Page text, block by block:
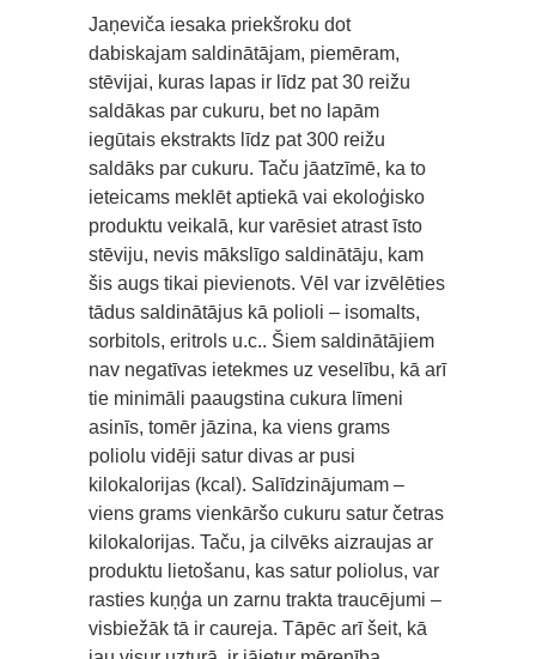
Jaņeviča iesaka priekšroku dot
dabiskajam saldinātājam, piemēram,
stēvijai, kuras lapas ir līdz pat 30 reižu
saldākas par cukuru, bet no lapām
iegūtais ekstrakts līdz pat 300 reižu
saldāks par cukuru. Taču jāatzīmē, ka to
ieteicams meklēt aptiekā vai ekoloģisko
produktu veikalā, kur varēsiet atrast īsto
stēviju, nevis mākslīgo saldinātāju, kam
šis augs tikai pievienots. Vēl var izvēlēties
tādus saldinātājus kā polioli – isomalts,
sorbitols, eritrols u.c.. Šiem saldinātājiem
nav negatīvas ietekmes uz veselību, kā arī
tie minimāli paaugstina cukura līmeni
asinīs, tomēr jāzina, ka viens grams
poliolu vidēji satur divas ar pusi
kilokalorijas (kcal). Salīdzinājumam –
viens grams vienkāršo cukuru satur četras
kilokalorijas. Taču, ja cilvēks aizraujas ar
produktu lietošanu, kas satur poliolus, var
rasties kuņģa un zarnu trakta traucējumi –
visbiežāk tā ir caureja. Tāpēc arī šeit, kā